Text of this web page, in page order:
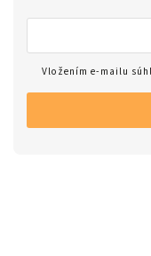
Vložením e-mailu